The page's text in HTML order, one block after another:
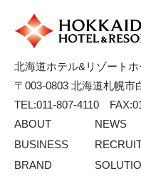
北海道ホテル&リゾート
〒003-0803 北海道札幌市
TEL:011-807-4110
ABOUT
NEWS
BUSINESS
BRAND